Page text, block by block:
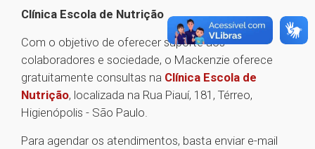
Clínica Escola de Nutrição
Com o objetivo de oferecer suporte aos
colaboradores e sociedade, o Mackenzie oferece
gratuitamente consultas na Clínica Escola de
Nutrição, localizada na Rua Piauí, 181, Térreo,
Higienópolis - São Paulo.
Para agendar os atendimentos, basta enviar e-mail